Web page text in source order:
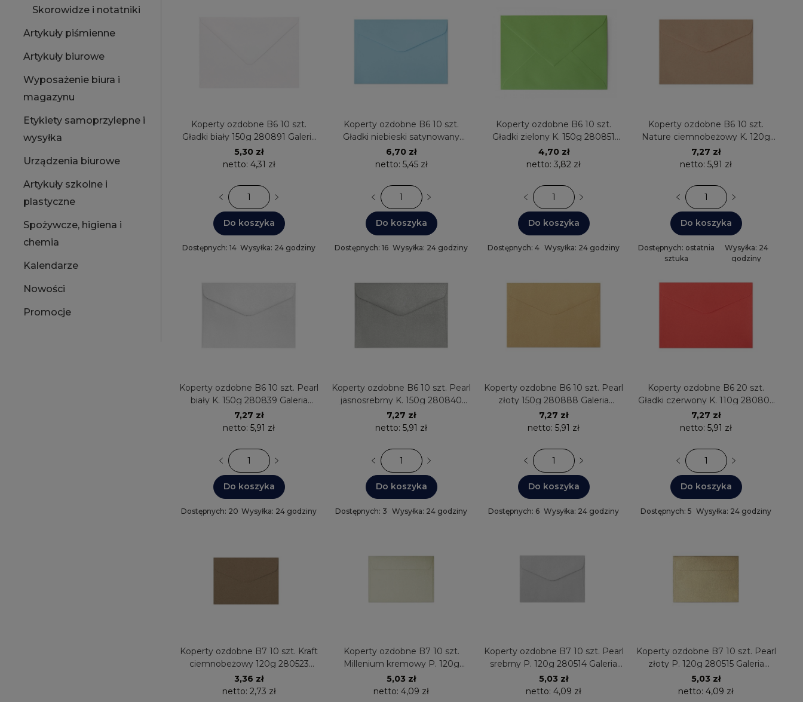
Skorowidze i notatniki
Artykuły piśmienne
Artykuły biurowe
Wyposażenie biura i
magazynu
Etykiety samoprzylepne i
wysyłka
Urządzenia biurowe
Artykuły szkolne i
plastyczne
Spożywcze, higiena i
chemia
Kalendarze
Nowości
Promocje
Koperty ozdobne B6 10 szt.
Gładki biały 150g 280891 Galeria
Papieru
5,30 zł
netto: 4,31 zł
Do koszyka
Dostępnych: 14 Wysyłka: 24 godziny
Koperty ozdobne B6 10 szt.
Gładki niebieski satynowany
K.130g 280828 Galeria Papieru
6,70 zł
netto: 5,45 zł
Do koszyka
Dostępnych: 16 Wysyłka: 24 godziny
Koperty ozdobne B6 10 szt.
Gładki zielony K. 150g 280851
Galeria Papieru
4,70 zł
netto: 3,82 zł
Do koszyka
Dostępnych: 4 Wysyłka: 24 godziny
Koperty ozdobne B6 10 szt.
Nature ciemnobeżowy K. 120g
280820 Galeria Papieru
7,27 zł
netto: 5,91 zł
Do koszyka
Dostępnych: ostatnia
sztuka
Wysyłka: 24
godziny
Koperty ozdobne B6 10 szt. Pearl
biały K. 150g 280839 Galeria
Papieru
7,27 zł
netto: 5,91 zł
Do koszyka
Dostępnych: 20 Wysyłka: 24 godziny
Koperty ozdobne B6 10 szt. Pearl
jasnosrebrny K. 150g 280840
Galeria Papieru
7,27 zł
netto: 5,91 zł
Do koszyka
Dostępnych: 3 Wysyłka: 24 godziny
Koperty ozdobne B6 10 szt. Pearl
złoty 150g 280888 Galeria
Papieru
7,27 zł
netto: 5,91 zł
Do koszyka
Dostępnych: 6 Wysyłka: 24 godziny
Koperty ozdobne B6 20 szt.
Gładki czerwony K. 110g 280805
Galeria Papieru
7,27 zł
netto: 5,91 zł
Do koszyka
Dostępnych: 5 Wysyłka: 24 godziny
Koperty ozdobne B7 10 szt. Kraft
ciemnobeżowy 120g 280523
Galeria Papieru
3,36 zł
netto: 2,73 zł
Koperty ozdobne B7 10 szt.
Millenium kremowy P. 120g
280524 Galeria Papieru
5,03 zł
netto: 4,09 zł
Koperty ozdobne B7 10 szt. Pearl
srebrny P. 120g 280514 Galeria
Papieru
5,03 zł
netto: 4,09 zł
Koperty ozdobne B7 10 szt. Pearl
złoty P. 120g 280515 Galeria
Papieru
5,03 zł
netto: 4,09 zł